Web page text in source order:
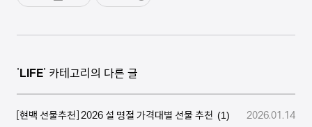
'LIFE' 카테고리의 다른 글
[현백 선물추천] 2026 설 명절 가격대별 선물 추천 (1)
2026.01.14